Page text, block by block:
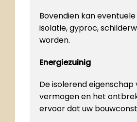
Bovendien kan
isolatie, gyproc,
worden.
Energiezuinig
De isolerend
vermogen en het
ervoor dat uw